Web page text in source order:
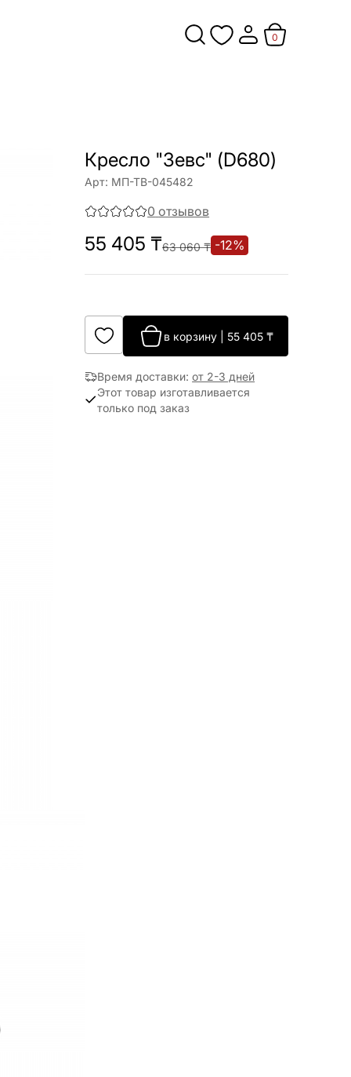
0
Кресло "Зевс" (D680)
Арт: МП-ТВ-045482
0 отзывов
55 405 ₸63 060₸ -12%
в корзину| 55 405₸
Время доставки:от 2-3 дней
Этот товар изготавливается
только под заказ